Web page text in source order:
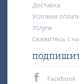
Доставка
Условия
Услуги
Свяжитесь с
Facebook